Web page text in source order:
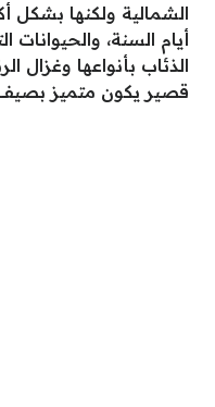
الشمالية ولكنها بشكل
أيام السنة، والحيوانات
الذئاب بأنواعها وغزال
قصير يكون متميز